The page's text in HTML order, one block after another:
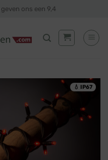
geven ons een 9,4
💧 IP67